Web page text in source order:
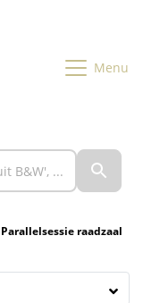
Menu
Parallelsessie raadzaal